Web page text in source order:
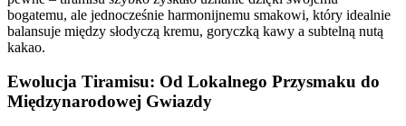
bogatemu, ale jednocześnie harmonijnemu smakowi, który idealnie
balansuje między słodyczą kremu, goryczką kawy a subtelną nutą
kakao.
Ewolucja Tiramisu: Od Lokalnego Przysmaku do
Międzynarodowej Gwiazdy